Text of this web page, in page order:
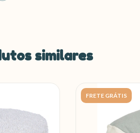
similares
FRETE GRÁTIS